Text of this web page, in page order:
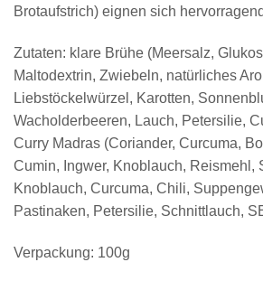
Brotaufstrich) eignen sich
Zutaten: klare Brühe (Meersalz,
Maltodextrin, Zwiebeln, natürliches
Liebstöckelwürzel, Karotten,
Wacholderbeeren, Lauch, Petersilie,
Curry Madras (Coriander, Curcuma,
Cumin, Ingwer, Knoblauch, Reismehl,
Knoblauch, Curcuma, Chili,
Pastinaken, Petersilie, Schnittlauch,
Verpackung: 100g